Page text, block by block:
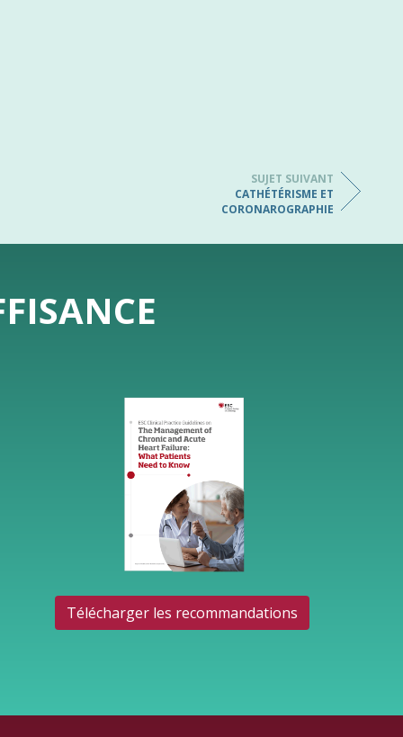
SUJET SUIVANT
CATHÉTÉRISME ET
CORONAROGRAPHIE
Télécharger les recommandations